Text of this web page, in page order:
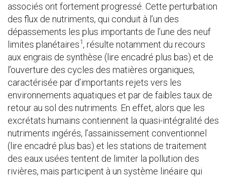
associés ont fortement progressé. Cette perturbation
des flux de nutriments, qui conduit à l’un des
dépassements les plus importants de l’une des neuf
limites planétaires1, résulte notamment du recours
aux engrais de synthèse (lire encadré plus bas) et de
l’ouverture des cycles des matières organiques,
caractérisée par d’importants rejets vers les
environnements aquatiques et par de faibles taux de
retour au sol des nutriments. En effet, alors que les
excrétats humains contiennent la quasi-intégralité des
nutriments ingérés, l’assainissement conventionnel
(lire encadré plus bas) et les stations de traitement
des eaux usées tentent de limiter la pollution des
rivières, mais participent à un système linéaire qui